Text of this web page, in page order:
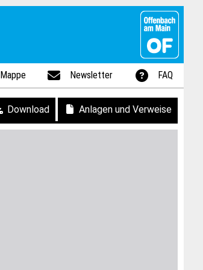
Mappe Newsletter FAQ
Download Anlagen und Verweise